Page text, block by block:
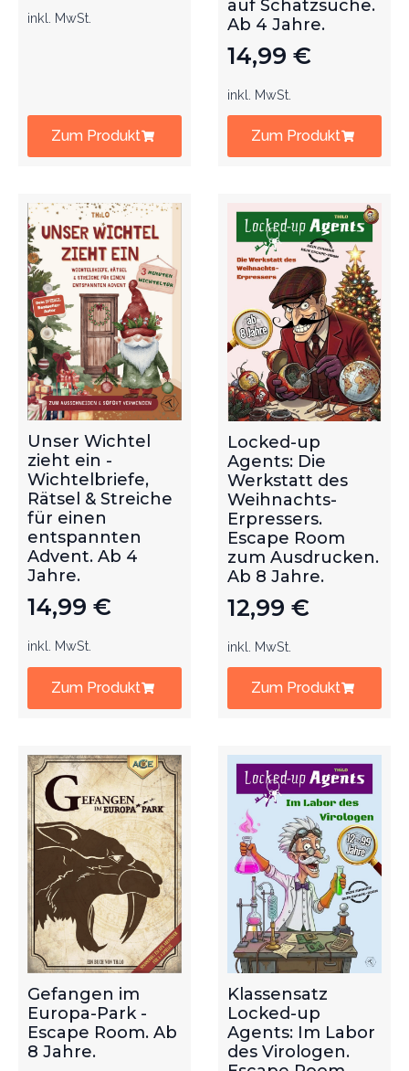
inkl. MwSt.
Zum Produkt
auf Schatzsuche.
Ab 4 Jahre.
14,99 €
inkl. MwSt.
Zum Produkt
Unser Wichtel
zieht ein -
Wichtelbriefe,
Rätsel & Streiche
für einen
entspannten
Advent. Ab 4
Jahre.
14,99 €
inkl. MwSt.
Zum Produkt
Locked-up
Agents: Die
Werkstatt des
Weihnachts-
Erpressers.
Escape Room
zum Ausdrucken.
Ab 8 Jahre.
12,99 €
inkl. MwSt.
Zum Produkt
Gefangen im
Europa-Park -
Escape Room. Ab
8 Jahre.
Klassensatz
Locked-up
Agents: Im Labor
des Virologen.